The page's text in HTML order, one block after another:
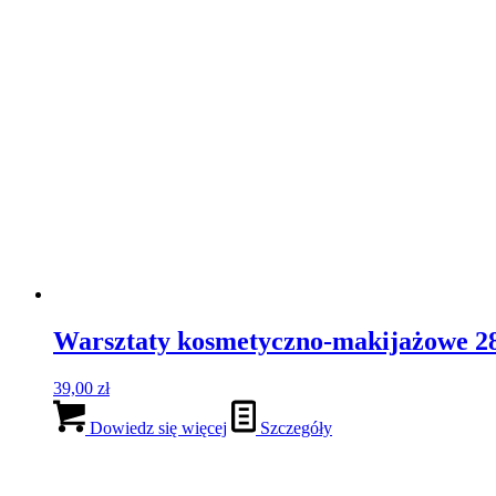
Warsztaty kosmetyczno-makijażowe
39,00 zł
Dowiedz się więcej Szczegóły